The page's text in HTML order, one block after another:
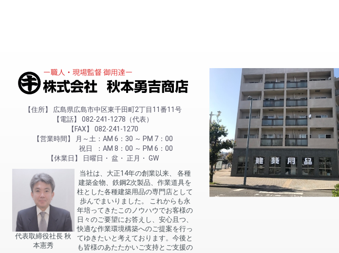
住所
広島県広島市中区東千田町2丁目11番11号
電話
082-241-1278（代表）
FAX
082-241-1270
営業時間
月～土
AM 6：30 ～ PM 7：00
祝日
AM 8：00 ～ PM 6：00
休業日
日曜日 盆 正月 GW
代表取締役社長 秋
本憲秀
当社は、大正14年の創業以来、 各種
建築金物、鉄鋼2次製品、作業道具を
柱とした各種建築用品の専門店として
歩んでまいりました。 これからも永
年培ってきたこのノウハウでお客様の
日々のご要望にお答えし、安心且つ、
快適な作業環境構築へのご提案を行っ
てゆきたいと考えております。今後と
も皆様のあたたかいご支持とご支援の